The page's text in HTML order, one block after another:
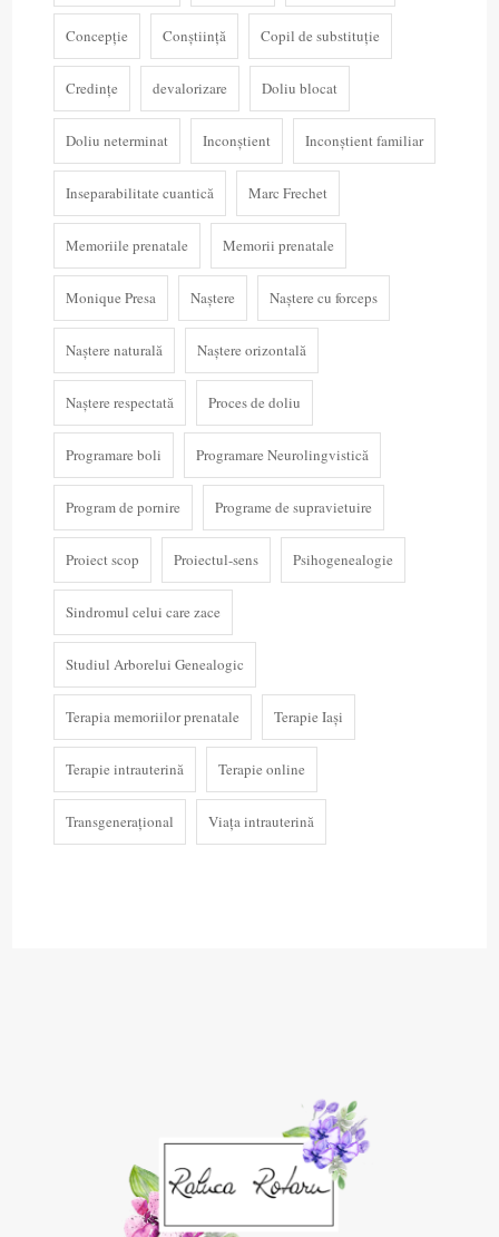
Concepție Conștiință Copil de substituție
Credințe devalorizare Doliu blocat
Doliu neterminat Inconștient Inconștient familiar
Inseparabilitate cuantică Marc Frechet
Memoriile prenatale Memorii prenatale
Monique Presa Naștere Naștere cu forceps
Naștere naturală Naștere orizontală
Naștere respectată Proces de doliu
Programare boli Programare Neurolingvistică
Program de pornire Programe de supravietuire
Proiect scop Proiectul-sens Psihogenealogie
Sindromul celui care zace
Studiul Arborelui Genealogic
Terapia memoriilor prenatale Terapie Iași
Terapie intrauterină Terapie online
Transgenerațional Viața intrauterină